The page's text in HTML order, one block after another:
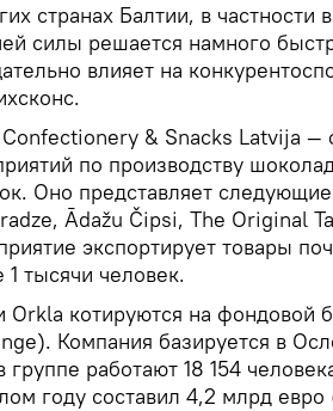
странах Балтии, в
силы решается намного
влияет на
& Snacks Latvija —
по производству
Оно представляет
Ādažu Čipsi, The Original
экспортирует товары
1 тысячи человек.
Orkla котируются на фондовой
Компания базируется в
группе работают 18 154
году составил 4,2 млрд